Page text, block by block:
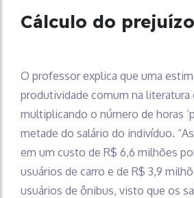
Cálculo do prejuízo
O professor explica que uma
produtividade comum na literatura
multiplicando o número de horas
metade do salário do indivíduo.
em um custo de R$ 6,6 milhões
usuários de carro e de R$ 3,9
usuários de ônibus, visto que os